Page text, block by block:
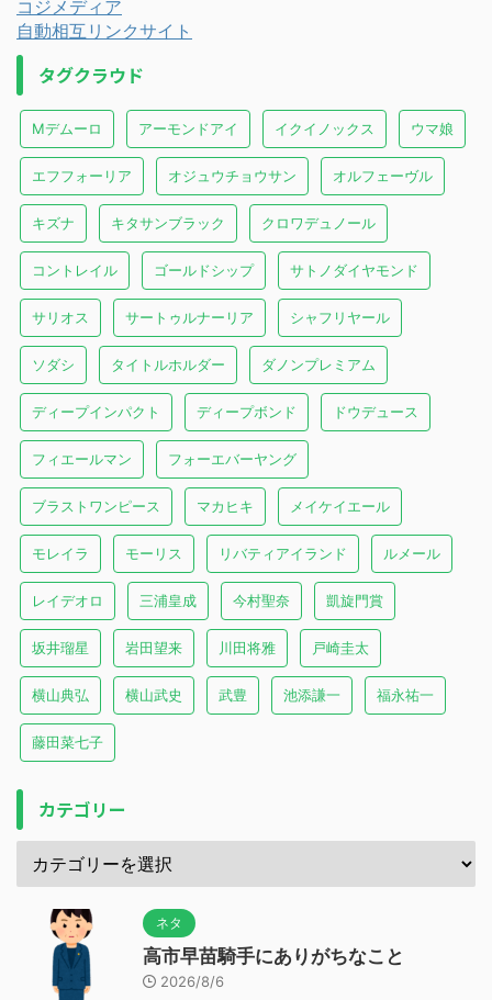
コジメディア
自動相互リンクサイト
タグクラウド
Mデムーロ アーモンドアイ イクイノックス ウマ娘
エフフォーリア オジュウチョウサン オルフェーヴル
キズナ キタサンブラック クロワデュノール
コントレイル ゴールドシップ サトノダイヤモンド
サリオス サートゥルナーリア シャフリヤール
ソダシ タイトルホルダー ダノンプレミアム
ディープインパクト ディープボンド ドウデュース
フィエールマン フォーエバーヤング
ブラストワンピース マカヒキ メイケイエール
モレイラ モーリス リバティアイランド ルメール
レイデオロ 三浦皇成 今村聖奈 凱旋門賞
坂井瑠星 岩田望来 川田将雅 戸崎圭太
横山典弘 横山武史 武豊 池添謙一 福永祐一
藤田菜七子
カテゴリー
ネタ
高市早苗騎手にありがちなこと
2026/8/6